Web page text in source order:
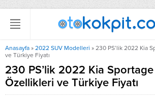
Anasayfa » 2022 SUV Modelleri » 230 PS’lik 2022 Kia
ve Türkiye Fiyatı
230 PS’lik 2022 Kia
Özellikleri ve Türkiye Fiyatı